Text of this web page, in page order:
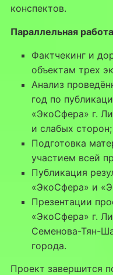
конспектов.
Параллельная
Фактчекинг и
объектам трех
Анализ
год по
«ЭкоСфера» г.
и слабых сторон;
Подготовка
участием всей
Публикация
«ЭкоСфера» и
Презентации
«ЭкоСфера» г.
Семенова-Тян-
города.
Проект завершится